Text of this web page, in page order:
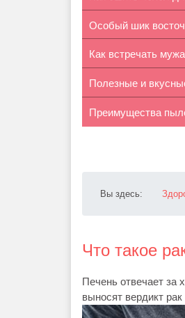
телефона в ...
Особый шик
нарядов
Как встречать
работы
Полезные и
блюда из чеч...
Преимущества
Вы здесь:
Что такое
Печень отвечает за
выносят вердикт